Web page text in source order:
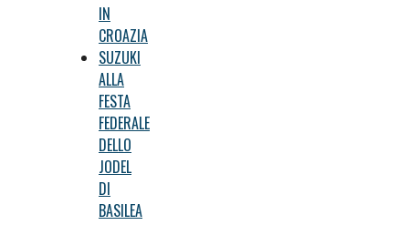
IN
CROAZIA
SUZUKI
ALLA
FESTA
FEDERALE
DELLO
JODEL
DI
BASILEA